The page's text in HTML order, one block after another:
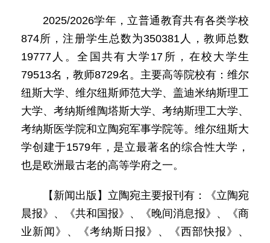
2025/2026学年，立普通教育共有各类学校
874所，注册学生总数为350381人，教师总数
19777人。全国共有大学17所，在校大学生
79513名，教师8729名。主要高等院校有：维尔
纽斯大学、维尔纽斯师范大学、盖迪米纳斯理工
大学、考纳斯维陶塔斯大学、考纳斯理工大学、
考纳斯医学院和立陶宛军事学院等。维尔纽斯大
学创建于1579年，是立最著名的综合性大学，
也是欧洲最古老的高等学府之一。
【新闻出版】立陶宛主要报刊有：《立陶宛
晨报》、《共和国报》、《晚间消息报》、《商
业新闻》、《考纳斯日报》、《西部快报》、